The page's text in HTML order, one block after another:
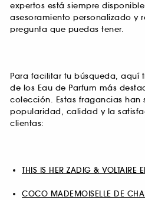
expertos está siempre
asesoramiento personalizado y
pregunta que puedas tener.
Para facilitar tu búsqueda, aquí
de los Eau de Parfum más
colección. Estas fragancias han
popularidad, calidad y la
clientas:
THIS IS HER ZADIG & VOLTAIRE
COCO MADEMOISELLE DE